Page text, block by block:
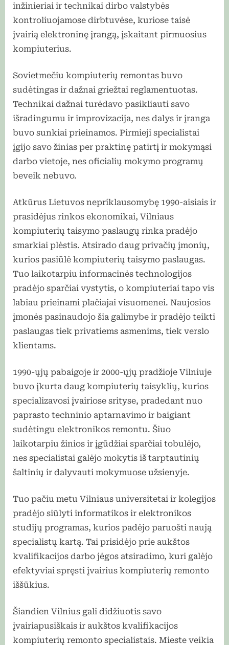
inžinieriai ir technikai dirbo valstybės
kontroliuojamose dirbtuvėse, kuriose taisė
įvairią elektroninę įrangą, įskaitant pirmuosius
kompiuterius.
Sovietmečiu kompiuterių remontas buvo
sudėtingas ir dažnai griežtai reglamentuotas.
Technikai dažnai turėdavo pasikliauti savo
išradingumu ir improvizacija, nes dalys ir įranga
buvo sunkiai prieinamos. Pirmieji specialistai
įgijo savo žinias per praktinę patirtį ir mokymąsi
darbo vietoje, nes oficialių mokymo programų
beveik nebuvo.
Atkūrus Lietuvos nepriklausomybę 1990-aisiais ir
prasidėjus rinkos ekonomikai, Vilniaus
kompiuterių taisymo paslaugų rinka pradėjo
smarkiai plėstis. Atsirado daug privačių įmonių,
kurios pasiūlė kompiuterių taisymo paslaugas.
Tuo laikotarpiu informacinės technologijos
pradėjo sparčiai vystytis, o kompiuteriai tapo vis
labiau prieinami plačiajai visuomenei. Naujosios
įmonės pasinaudojo šia galimybe ir pradėjo teikti
paslaugas tiek privatiems asmenims, tiek verslo
klientams.
1990-ųjų pabaigoje ir 2000-ųjų pradžioje Vilniuje
buvo įkurta daug kompiuterių taisyklių, kurios
specializavosi įvairiose srityse, pradedant nuo
paprasto techninio aptarnavimo ir baigiant
sudėtingu elektronikos remontu. Šiuo
laikotarpiu žinios ir įgūdžiai sparčiai tobulėjo,
nes specialistai galėjo mokytis iš tarptautinių
šaltinių ir dalyvauti mokymuose užsienyje.
Tuo pačiu metu Vilniaus universitetai ir kolegijos
pradėjo siūlyti informatikos ir elektronikos
studijų programas, kurios padėjo paruošti naują
specialistų kartą. Tai prisidėjo prie aukštos
kvalifikacijos darbo jėgos atsiradimo, kuri galėjo
efektyviai spręsti įvairius kompiuterių remonto
iššūkius.
Šiandien Vilnius gali didžiuotis savo
įvairiapusiškais ir aukštos kvalifikacijos
kompiuterių remonto specialistais. Mieste veikia